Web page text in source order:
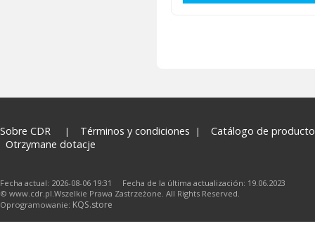
Sobre CDR Términos y condiciones
Catálogo de
Otrzymane dotacje
Fecha actual: 2026-08-06 19:31 Fecha de la última actualización: 19.06.2023
© www.cdr.pl.Wszelkie Prawa Zastrzeżone. All Rights Reserved.
Oprogramowanie: KQS.store